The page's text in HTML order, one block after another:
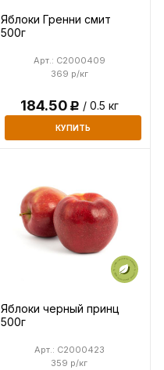
Яблоки Гренни смит
500г
369 р/кг
Арт.: C2000409
184.50Р / 0.5 кг
КУПИТЬ
Яблоки черный принц
500г
359 р/кг
Арт.: C2000423